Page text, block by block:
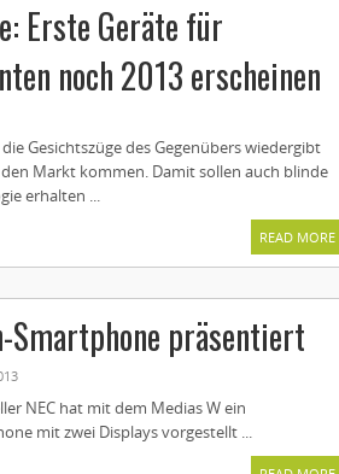
Erste Geräte für
noch 2013 erscheinen
Gesichtszüge des Gegenübers wiedergibt
Markt kommen. Damit sollen auch blinde
erhalten ...
READ MORE
Smartphone präsentiert
NEC hat mit dem Medias W ein
mit zwei Displays vorgestellt ...